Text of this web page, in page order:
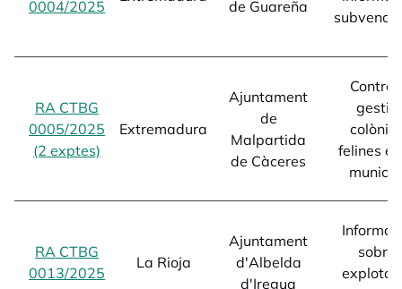
0004/2025 opens in a new tabde Guareña
RA CTBG
0005/2025
(2 exptes)
Extremadura
Ajuntament
de
Malpartida
de Càceres
Control
gestió
felines
RA CTBG
0013/2025 opens in a new tab
La Rioja
Ajuntament
d'Albelda
d'Iregua
sobre